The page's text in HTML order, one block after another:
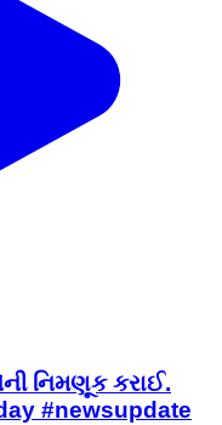
નિમણૂક કરાઈ.
#newsupdate